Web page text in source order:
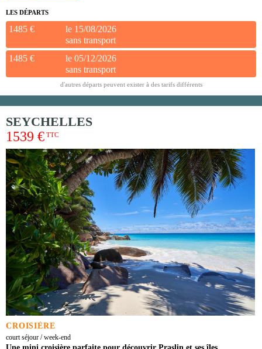
LES DÉPARTS
1485 €
le 15/08/2026
sans transport
1485 €
le 05/12/2026
sans transport
d'autres départs peuvent exister à des tarifs différents
SEYCHELLES
1539 € TTC
CROISIÈRE
court séjour / week-end